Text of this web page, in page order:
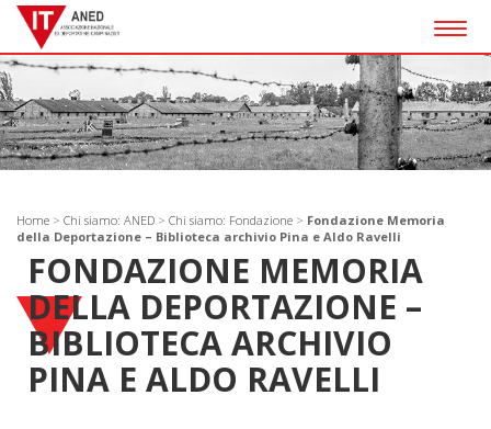
Home > Chi siamo: ANED > Chi siamo: Fondazione > Fondazione Memoria
della Deportazione – Biblioteca archivio Pina e Aldo Ravelli
FONDAZIONE MEMORIA
DELLA DEPORTAZIONE –
BIBLIOTECA ARCHIVIO
PINA E ALDO RAVELLI